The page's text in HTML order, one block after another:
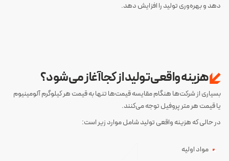
دهد و بهره‌وری تولید را افزایش دهد.
هزینه واقعی تولید از کجا آغاز می‌شود؟
بسیاری از شرکت‌ها هنگام مقایسه قیمت‌ها تنها به قیمت هر کیلوگرم آلومینیوم
یا قیمت هر متر پروفیل توجه می‌کنند.
در حالی که هزینه واقعی تولید شامل موارد زیر است:
مواد اولیه